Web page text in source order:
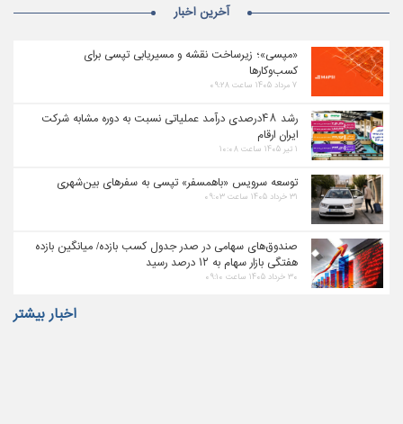
آخرین اخبار
«مپسی»؛ زیرساخت نقشه و مسیریابی تپسی برای
کسب‌وکارها
۷ مرداد ۱۴۰۵ ساعت ۰۹:۲۸
رشد ۴۸درصدی درآمد عملیاتی نسبت به دوره مشابه شرکت
ایران ارقام
۱ تیر ۱۴۰۵ ساعت ۱۰:۰۸
توسعه سرویس «باهمسفر» تپسی به سفرهای بین‌شهری
۳۱ خرداد ۱۴۰۵ ساعت ۰۹:۰۳
صندوق‌های سهامی در صدر جدول کسب بازده/ میانگین بازده
هفتگی بازار سهام به ۱۲ درصد رسید
۳۰ خرداد ۱۴۰۵ ساعت ۰۹:۱۰
اخبار بیشتر